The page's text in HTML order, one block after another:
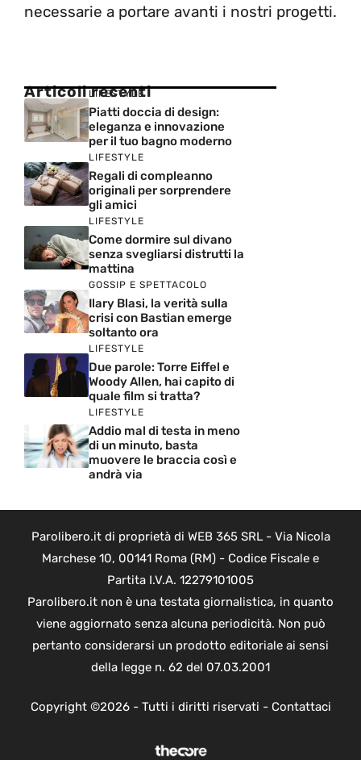
necessarie a portare avanti i nostri progetti.
Articoli recenti
LIFESTYLE
Piatti doccia di design:
eleganza e innovazione
per il tuo bagno moderno
LIFESTYLE
Regali di compleanno
originali per sorprendere
gli amici
LIFESTYLE
Come dormire sul divano
senza svegliarsi distrutti la
mattina
GOSSIP E SPETTACOLO
Ilary Blasi, la verità sulla
crisi con Bastian emerge
soltanto ora
LIFESTYLE
Due parole: Torre Eiffel e
Woody Allen, hai capito di
quale film si tratta?
LIFESTYLE
Addio mal di testa in meno
di un minuto, basta
muovere le braccia così e
andrà via
Parolibero.it di proprietà di WEB 365 SRL - Via Nicola
Marchese 10, 00141 Roma (RM) - Codice Fiscale e
Partita I.V.A. 12279101005
Parolibero.it non è una testata giornalistica, in quanto
viene aggiornato senza alcuna periodicità. Non può
pertanto considerarsi un prodotto editoriale ai sensi
della legge n. 62 del 07.03.2001
Copyright ©2026 - Tutti i diritti riservati - Contattaci